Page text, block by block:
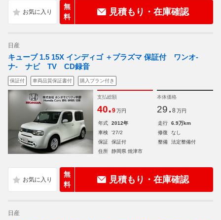
無
料
見積もり・在庫確認
日産
キューブ 1.5 15X インディゴ ＋プラズマ 保証付 ワンオ-
ナ- ナビ TV CD録音
保証付 車両品質保証書付 購入プラン付き
支払総額
40.9 万円
本体価格
29. 8 万円
年式 2012年 走行
6.9万km
車検
'27/2 修復
なし
保証
保証付 整備
法定整備付
住所
静岡県 焼津市
無
料
見積もり・在庫確認
日産